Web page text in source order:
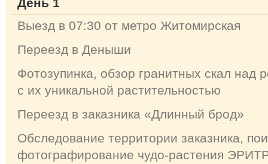
Выезд в 07:30 от метро Житомирская
Переезд в Деныши
Фотозупинка, обзор гранитных скал над
с их уникальной растительностью
Переезд в заказника «Длинный брод»
Обследование территории заказника,
фотографирование чудо-растения